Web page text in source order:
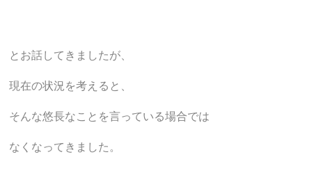
とお話してきましたが、
現在の状況を考えると、
そんな悠長なことを言っている場合では
なくなってきました。